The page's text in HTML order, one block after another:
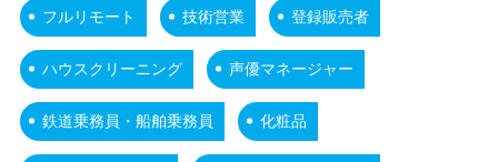
フルリモート 技術営業 登録販売者
ハウスクリーニング 声優マネージャー
鉄道乗務員・船舶乗務員 化粧品